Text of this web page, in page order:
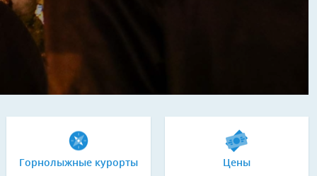
Горнолыжные курорты Цены